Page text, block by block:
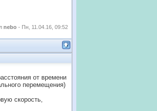
nebo - Пн, 11.04.16, 09:52
от времени
перемещения)
скорость,